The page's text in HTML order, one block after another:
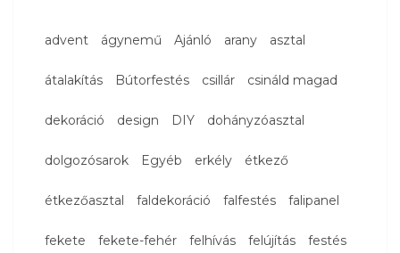
advent ágynemű Ajánló arany asztal
átalakítás Bútorfestés csillár csináld magad
dekoráció design DIY dohányzóasztal
dolgozósarok Egyéb erkély étkező
étkezőasztal faldekoráció falfestés falipanel
fekete fekete-fehér felhívás felújítás festés